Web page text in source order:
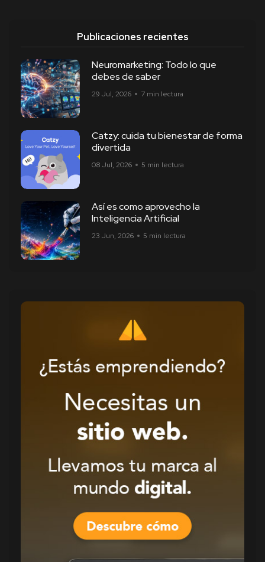
Publicaciones recientes
Neuromarketing: Todo lo que
debes de saber
29 Jul, 2026 7 min lectura
Catzy: cuida tu bienestar de forma
divertida
08 Jul, 2026 5 min lectura
Así es como aprovecho la
Inteligencia Artificial
23 Jun, 2026 5 min lectura